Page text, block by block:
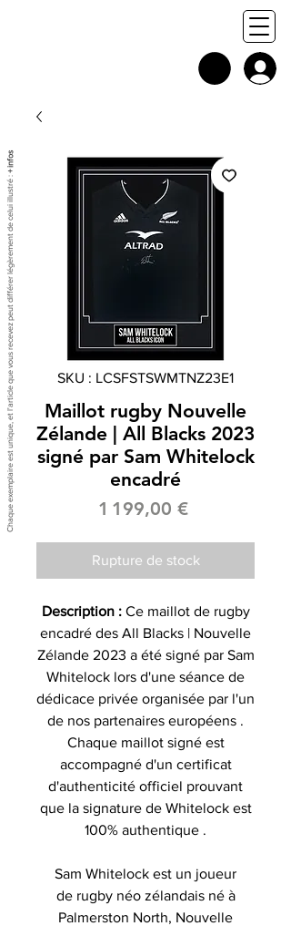
SKU : LCSFSTSWMTNZ23E1
Maillot rugby Nouvelle
Zélande | All Blacks 2023
signé par Sam Whitelock
encadré
1 199,00 €Prix
Rupture de stock
Description :Ce maillot de rugby
encadré des All Blacks | Nouvelle
Zélande 2023 a été signé par Sam
Whitelock lors d'une séance de
dédicace privée organisée par l'un
de nos partenaires européens .
Chaque maillot signé est
accompagné d'un certificat
d'authenticité officiel prouvant
que la signature de Whitelock est
100% authentique .
Sam Whitelock est un joueur
de rugby néo zélandais né à
Palmerston North, Nouvelle
Chaque exemplaire est unique, et l'article que vous recevez peut différer légèrement de celui illustré :
+ infos